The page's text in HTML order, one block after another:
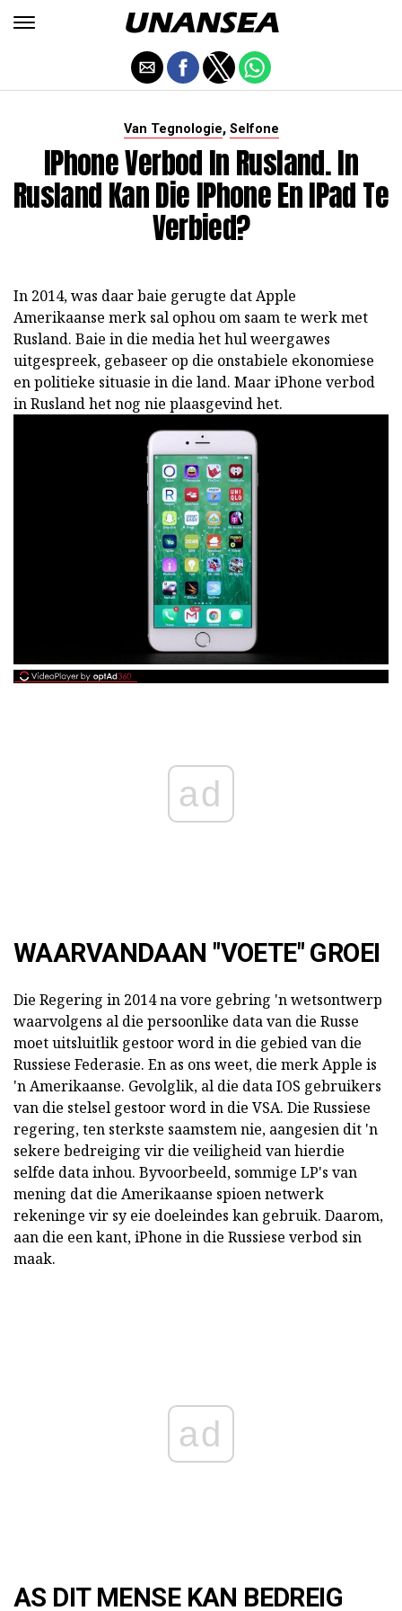
Van Tegnologie, Selfone
IPhone Verbod In Rusland. In
Rusland Kan Die IPhone En IPad Te
Verbied?
In 2014, was daar baie gerugte dat Apple
Amerikaanse merk sal ophou om saam te werk met
Rusland. Baie in die media het hul weergawes
uitgespreek, gebaseer op die onstabiele ekonomiese
en politieke situasie in die land. Maar iPhone verbod
in Rusland het nog nie plaasgevind het.
ad
WAARVANDAAN "VOETE" GROEI
Die Regering in 2014 na vore gebring 'n wetsontwerp
waarvolgens al die persoonlike data van die Russe
moet uitsluitlik gestoor word in die gebied van die
Russiese Federasie. En as ons weet, die merk Apple is
'n Amerikaanse. Gevolglik, al die data IOS gebruikers
van die stelsel gestoor word in die VSA. Die Russiese
regering, ten sterkste saamstem nie, aangesien dit 'n
sekere bedreiging vir die veiligheid van hierdie
selfde data inhou. Byvoorbeeld, sommige LP's van
mening dat die Amerikaanse spioen netwerk
rekeninge vir sy eie doeleindes kan gebruik. Daarom,
aan die een kant, iPhone in die Russiese verbod sin
maak.
ad
AS DIT MENSE KAN BEDREIG